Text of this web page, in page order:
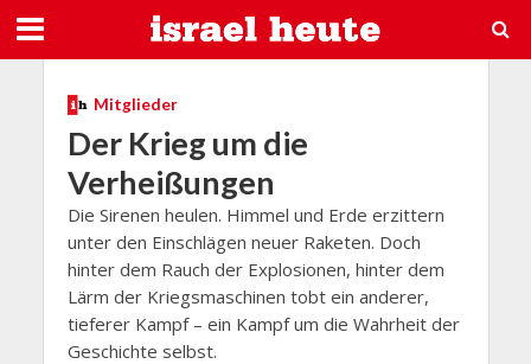
Mitglieder
Der Krieg um die
Verheißungen
Die Sirenen heulen. Himmel und Erde erzittern
unter den Einschlägen neuer Raketen. Doch
hinter dem Rauch der Explosionen, hinter dem
Lärm der Kriegsmaschinen tobt ein anderer,
tieferer Kampf – ein Kampf um die Wahrheit der
Geschichte selbst.